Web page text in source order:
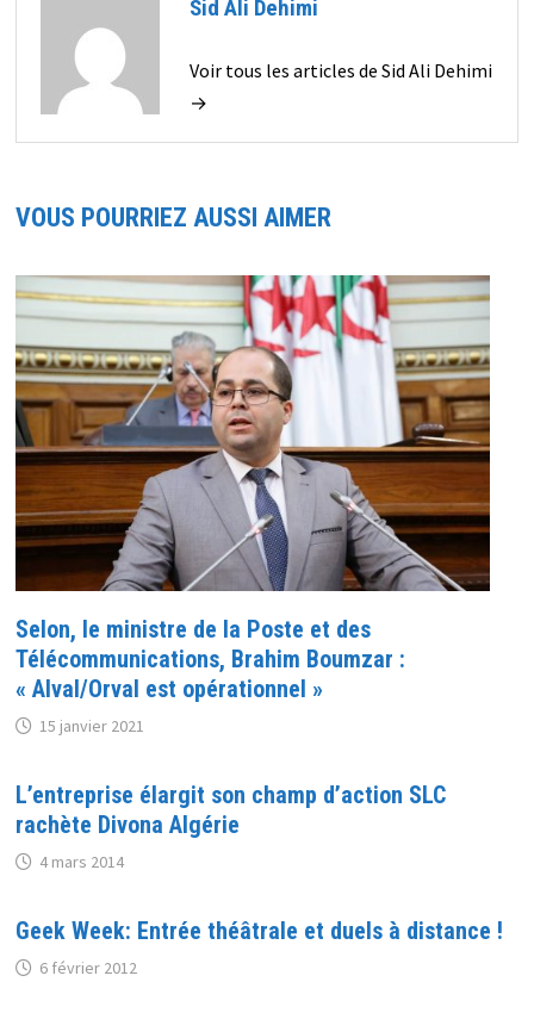
Sid Ali Dehimi
Voir tous les articles de Sid Ali Dehimi
→
VOUS POURRIEZ AUSSI AIMER
Selon, le ministre de la Poste et des
Télécommunications, Brahim Boumzar :
« Alval/Orval est opérationnel »
15 janvier 2021
L’entreprise élargit son champ d’action SLC
rachète Divona Algérie
4 mars 2014
Geek Week: Entrée théâtrale et duels à distance !
6 février 2012